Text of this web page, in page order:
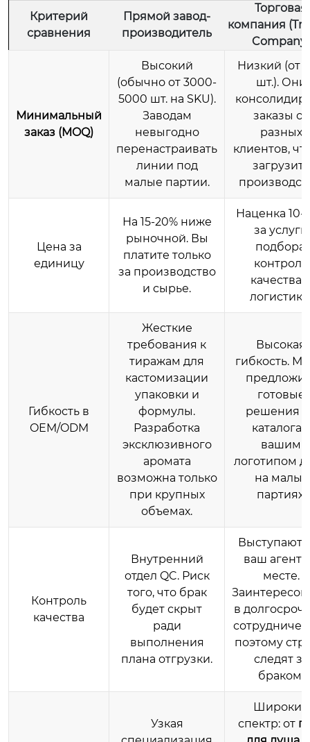
Критерий
сравнения
Прямой завод-
производитель
Торговая
компания
Company)
Минимальный
заказ (MOQ)
Высокий
(обычно от 3000-
5000 шт. на SKU).
Заводам
невыгодно
перенастраивать
линии под
малые партии.
Низкий (от
шт.). Они
заказы от
разных
клиентов,
загрузить
Цена за
единицу
На 15-20% ниже
рыночной. Вы
платите только
за производство
и сырье.
Наценка 10-
за услуги
подбора,
контроля
качества
Гибкость в
OEM/ODM
Жесткие
требования к
тиражам для
кастомизации
упаковки и
формулы.
Разработка
эксклюзивного
аромата
возможна только
при крупных
объемах.
Высокая
гибкость.
готовые
решения
каталога с
вашим
логотипом
на малых
партиях.
Контроль
качества
Внутренний
отдел QC. Риск
того, что брак
будет скрыт
ради
выполнения
плана отгрузки.
Выступают
ваш агент
месте.
в
поэтому
следят за
браком.
Узкая
Широкий
спектр: от